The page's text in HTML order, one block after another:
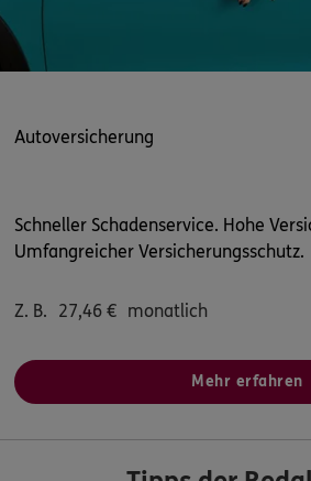
Autoversicherung
Schneller Schadenservice. Hohe
Umfangreicher Versicherungsschutz.
Z. B. 27,46 € monatlich
Mehr erfahren